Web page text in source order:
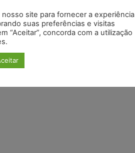
site para fornecer a experiência
suas preferências e visitas
“Aceitar”, concorda com a utilização